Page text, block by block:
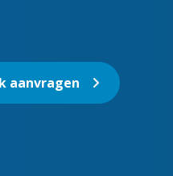
aanvragen